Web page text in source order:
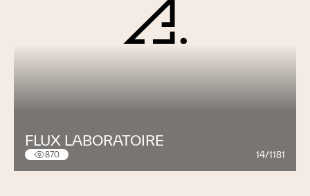
FLUX LABORATOIRE
870 14/1181